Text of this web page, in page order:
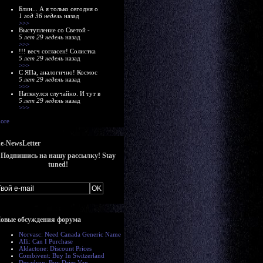
Блин... А я только сегодня о
1 год 36 недель назад
>>>
Выступление со Светой -
5 лет 29 недель назад
>>>
!!! весч согласен! Солистка
5 лет 29 недель назад
>>>
С ЯПа, аналогично! Космос
5 лет 29 недель назад
>>>
Наткнулся случайно. И тут в
5 лет 29 недель назад
>>>
NewsLetter
Подпишись на нашу рассылку! Stay
tuned!
обсуждения форума
Norvasc: Need Canada Generic Name
Alli: Can I Purchase
Aldactone: Discount Prices
Combivent: Buy In Switzerland